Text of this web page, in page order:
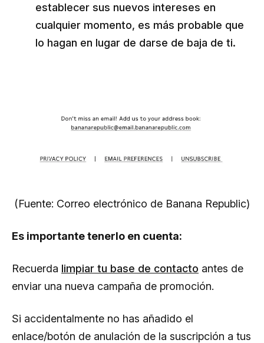
establecer sus nuevos intereses en
cualquier momento, es más probable que
lo hagan en lugar de darse de baja de ti.
(Fuente: Correo electrónico de Banana Republic)
Es importante tenerlo en cuenta:
Recuerda limpiar tu base de contacto antes de
enviar una nueva campaña de promoción.
Si accidentalmente no has añadido el
enlace/botón de anulación de la suscripción a tus